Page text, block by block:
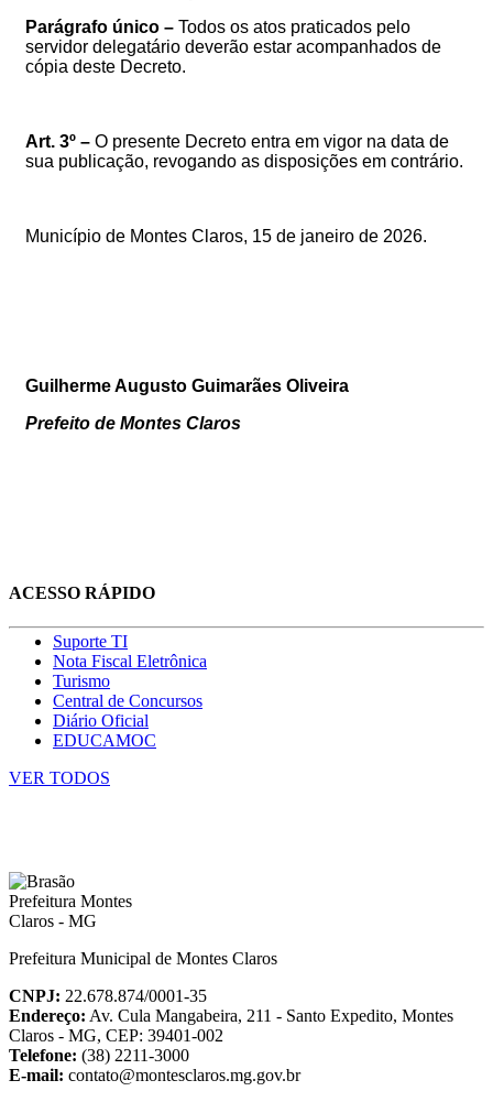
Parágrafo único – Todos os atos praticados pelo
servidor delegatário deverão estar acompanhados de
cópia deste Decreto.
Art. 3º – O presente Decreto entra em vigor na data de
sua publicação, revogando as disposições em contrário.
Município de Montes Claros, 15 de janeiro de 2026.
Guilherme Augusto Guimarães Oliveira
Prefeito de Montes Claros
ACESSO RÁPIDO
Suporte TI
Nota Fiscal Eletrônica
Turismo
Central de Concursos
Diário Oficial
EDUCAMOC
VER TODOS
Prefeitura Municipal de Montes Claros
CNPJ: 22.678.874/0001-35
Endereço: Av. Cula Mangabeira, 211 - Santo Expedito, Montes
Claros - MG, CEP: 39401-002
Telefone: (38) 2211-3000
E-mail: contato@montesclaros.mg.gov.br